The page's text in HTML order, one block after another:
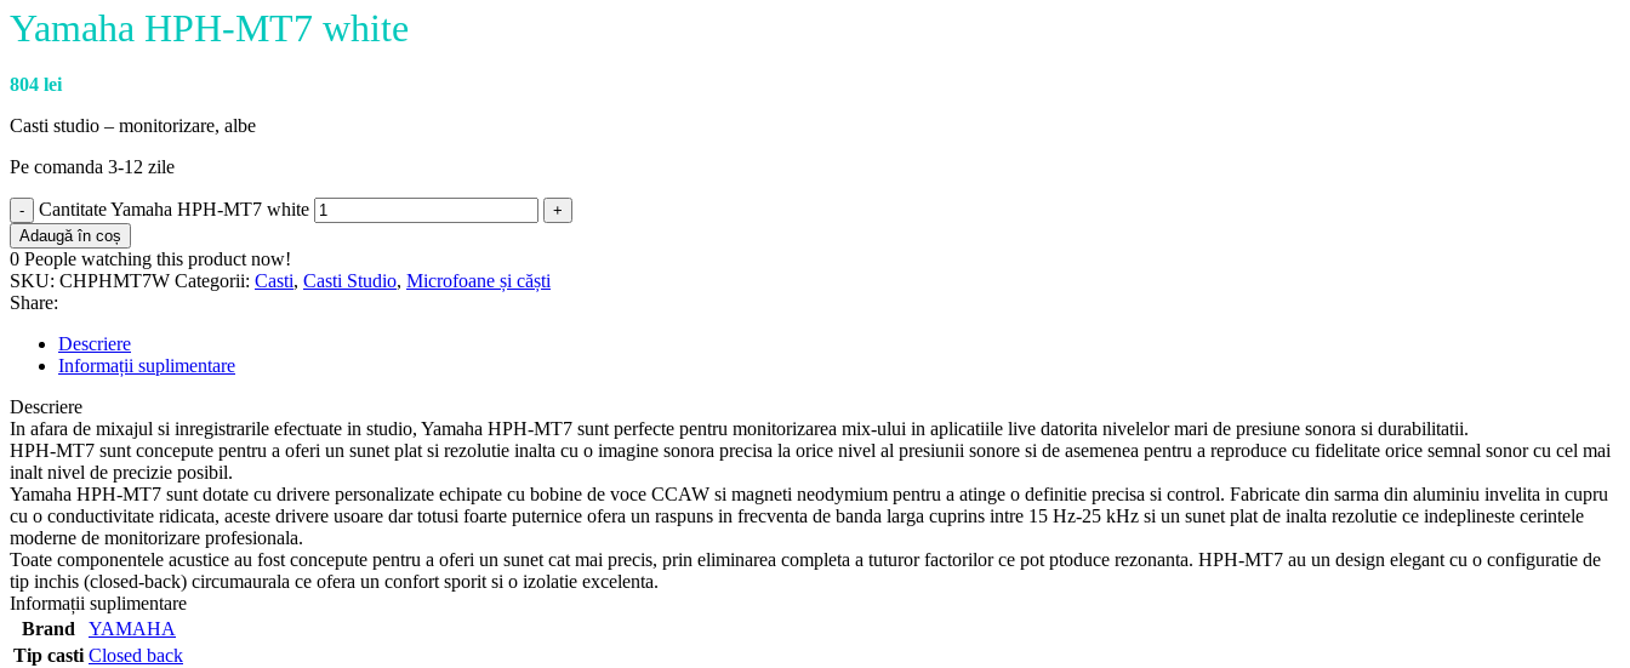
Yamaha HPH-MT7 white
804 lei
Casti studio – monitorizare, albe
Pe comanda 3-12 zile
Cantitate Yamaha HPH-MT7 white
Adaugă în coș
0 People watching this product now!
SKU: CHPHMT7W Categorii: Casti, Casti Studio, Microfoane și căști
Share:
Descriere
Informații suplimentare
Descriere
In afara de mixajul si inregistrarile efectuate in studio, Yamaha HPH-MT7 sunt perfecte pentru monitorizarea mix-ului in aplicatiile live datorita nivelelor mari de presiune sonora si durabilitatii.
HPH-MT7 sunt concepute pentru a oferi un sunet plat si rezolutie inalta cu o imagine sonora precisa la orice nivel al presiunii sonore si de asemenea pentru a reproduce cu fidelitate orice semnal sonor cu cel mai
inalt nivel de precizie posibil.
Yamaha HPH-MT7 sunt dotate cu drivere personalizate echipate cu bobine de voce CCAW si magneti neodymium pentru a atinge o definitie precisa si control. Fabricate din sarma din aluminiu invelita in cupru
cu o conductivitate ridicata, aceste drivere usoare dar totusi foarte puternice ofera un raspuns in frecventa de banda larga cuprins intre 15 Hz-25 kHz si un sunet plat de inalta rezolutie ce indeplineste cerintele
moderne de monitorizare profesionala.
Toate componentele acustice au fost concepute pentru a oferi un sunet cat mai precis, prin eliminarea completa a tuturor factorilor ce pot ptoduce rezonanta. HPH-MT7 au un design elegant cu o configuratie de
tip inchis (closed-back) circumaurala ce ofera un confort sporit si o izolatie excelenta.
Informații suplimentare
Brand
YAMAHA
Tip casti Closed back